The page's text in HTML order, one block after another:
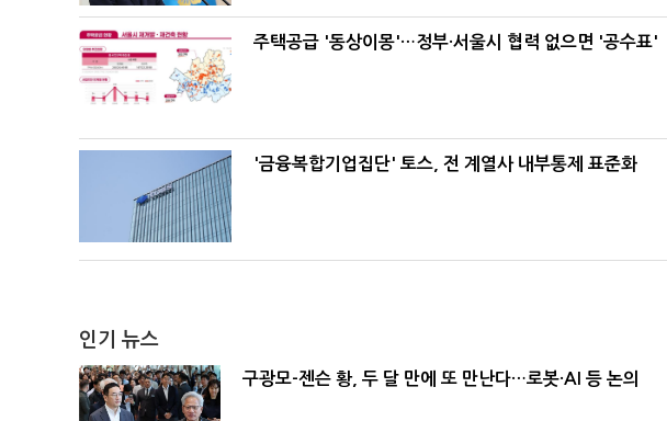
주택공급 '동상이몽'…정부·서울시 협력 없으면 '공수표'
'금융복합기업집단' 토스, 전 계열사 내부통제 표준화
인기 뉴스
구광모-젠슨 황, 두 달 만에 또 만난다…로봇·AI 등 논의